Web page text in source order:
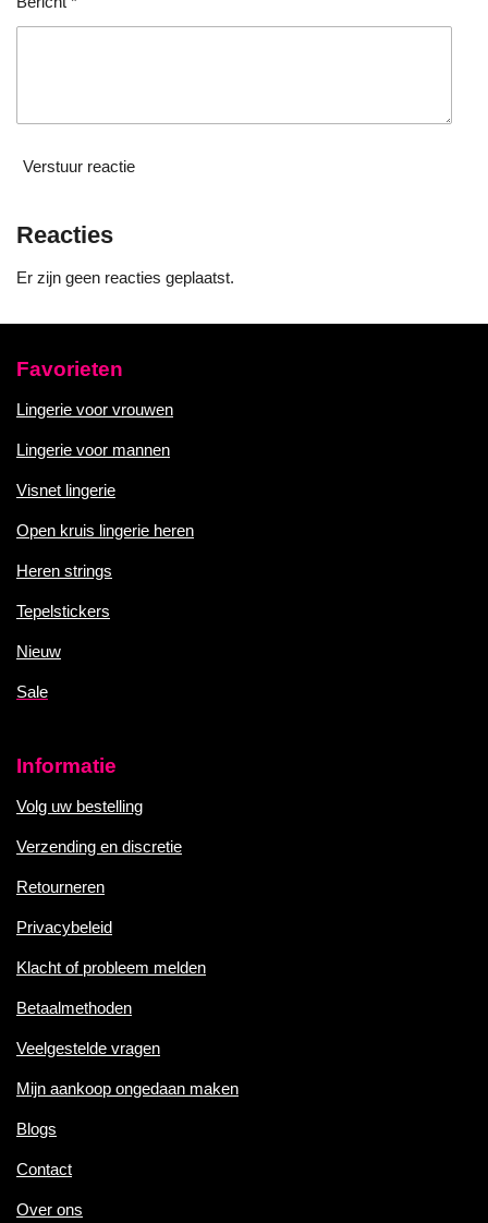
Verstuur reactie
Reacties
Er zijn geen reacties geplaatst.
Favorieten
Lingerie voor vrouwen
Lingerie voor mannen
Visnet lingerie
Open kruis lingerie heren
Heren strings
Tepelstickers
Nieuw
Sale
Informatie
Volg uw bestelling
Verzending en discretie
Retourneren
Privacybeleid
Klacht of probleem melden
Betaalmethoden
Veelgestelde vragen
Mijn aankoop ongedaan maken
Blogs
Contact
Over ons